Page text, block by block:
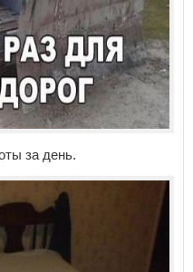
за день.